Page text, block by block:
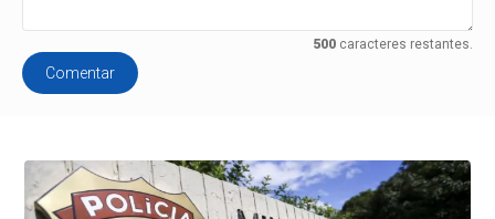
500caracteres restantes.
Comentar